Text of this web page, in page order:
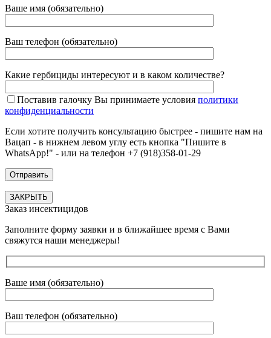
Ваше имя (обязательно)
Ваш телефон (обязательно)
Какие гербициды интересуют и в каком количестве?
Поставив галочку Вы принимаете условия политики
конфиденциальности
Если хотите получить консультацию быстрее - пишите нам на
Вацап - в нижнем левом углу есть кнопка "Пишите в
WhatsApp!" - или на телефон +7 (918)358-01-29
ЗАКРЫТЬ
Заказ инсектицидов
Заполните форму заявки и в ближайшее время с Вами
свяжутся наши менеджеры!
Ваше имя (обязательно)
Ваш телефон (обязательно)